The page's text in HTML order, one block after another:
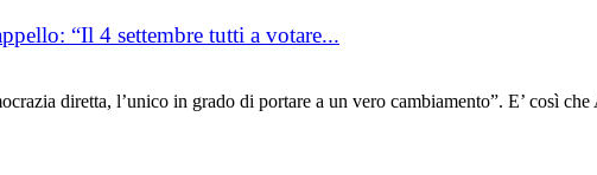
“Il 4 settembre tutti a votare...
diretta, l’unico in grado di portare a un vero cambiamento”. E’ così